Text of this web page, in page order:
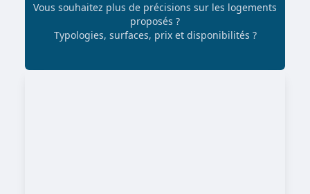
Vous souhaitez plus de précisions sur les logements
proposés ?
Typologies, surfaces, prix et disponibilités ?